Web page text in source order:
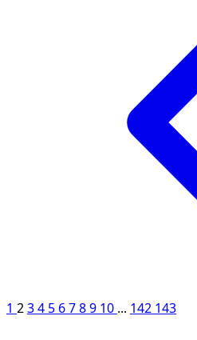
1 234 5 6789 10 ... 142 143